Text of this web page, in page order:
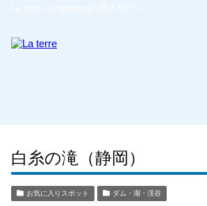
白糸の滝（静岡）
お気に入りスポット ダム・湖・渓谷